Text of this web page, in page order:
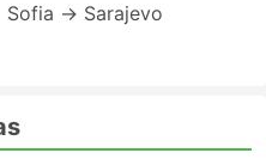
Sofia → Sarajevo